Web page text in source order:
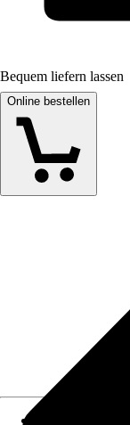
Bequem liefern lassen
Online bestellen